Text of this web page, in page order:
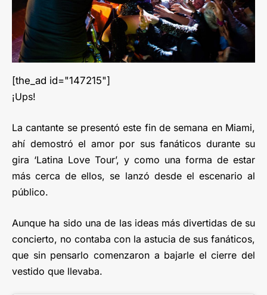
[the_ad id="147215"]
¡Ups!
La cantante se presentó este fin de semana en Miami,
ahí demostró el amor por sus fanáticos durante su
gira ‘Latina Love Tour’, y como una forma de estar
más cerca de ellos, se lanzó desde el escenario al
público.
Aunque ha sido una de las ideas más divertidas de su
concierto, no contaba con la astucia de sus fanáticos,
que sin pensarlo comenzaron a bajarle el cierre del
vestido que llevaba.